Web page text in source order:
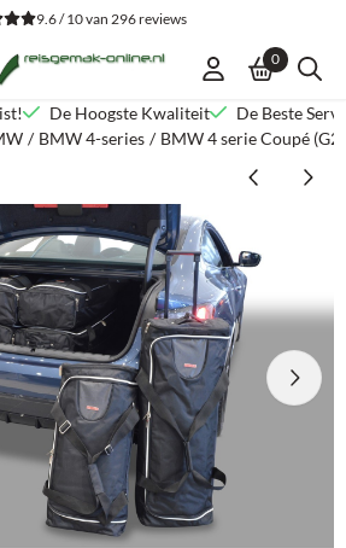
Kies instellingen of sta alle
9.6 / 10van296reviews
0
De Hoogste Kwaliteit
De Beste
/ BMW 4-series / BMW 4 serie Coupé